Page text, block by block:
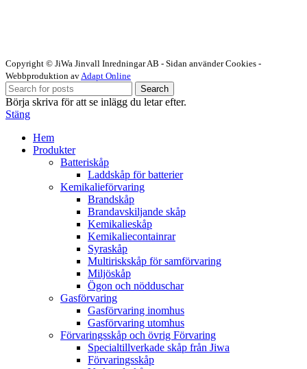
Copyright © JiWa Jinvall Inredningar AB - Sidan använder Cookies -
Webbproduktion avAdapt Online
Search
Börja skriva för att se inlägg du letar efter.
Stäng
Hem
Produkter
Batteriskåp
Laddskåp för batterier
Kemikalieförvaring
Brandskåp
Brandavskiljande skåp
Kemikalieskåp
Kemikaliecontainrar
Syraskåp
Multiriskskåp för samförvaring
Miljöskåp
Ögon och nödduschar
Gasförvaring
Gasförvaring inomhus
Gasförvaring utomhus
Förvaringsskåp och övrig Förvaring
Specialtillverkade skåp från Jiwa
Förvaringsskåp